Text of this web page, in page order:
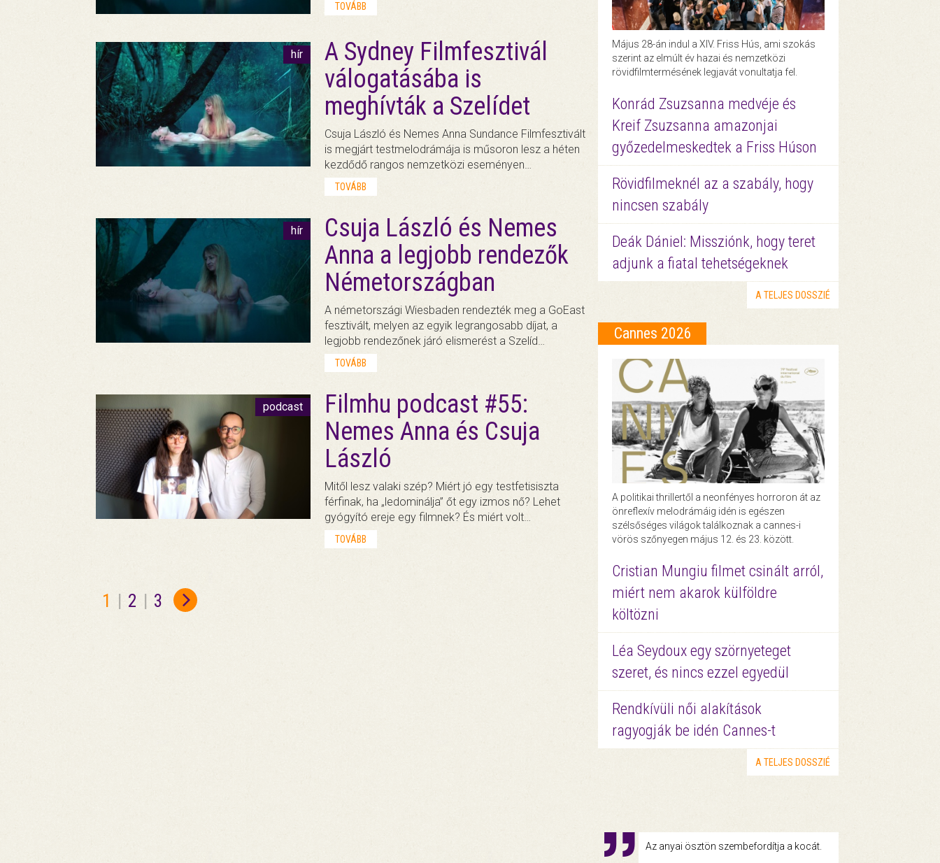
TOVÁBB
hír
A Sydney Filmfesztivál
válogatásába is
meghívták a Szelídet
Csuja László és Nemes Anna Sundance Filmfesztivált
is megjárt testmelodrámája is műsoron lesz a héten
kezdődő rangos nemzetközi eseményen…
TOVÁBB
hír
Csuja László és Nemes
Anna a legjobb rendezők
Németországban
A németországi Wiesbaden rendezték meg a GoEast
fesztivált, melyen az egyik legrangosabb díjat, a
legjobb rendezőnek járó elismerést a Szelíd…
TOVÁBB
podcast
Filmhu podcast #55:
Nemes Anna és Csuja
László
Mitől lesz valaki szép? Miért jó egy testfetisiszta
férfinak, ha „ledominálja” őt egy izmos nő? Lehet
gyógyító ereje egy filmnek? És miért volt…
TOVÁBB
1 | 2 | 3
Május 28-án indul a XIV. Friss Hús, ami szokás
szerint az elmúlt év hazai és nemzetközi
rövidfilmtermésének legjavát vonultatja fel.
Konrád Zsuzsanna medvéje és
Kreif Zsuzsanna amazonjai
győzedelmeskedtek a Friss Húson
Rövidfilmeknél az a szabály, hogy
nincsen szabály
Deák Dániel: Missziónk, hogy teret
adjunk a fiatal tehetségeknek
A TELJES DOSSZIÉ
Cannes 2026
A politikai thrillertől a neonfényes horroron át az
önreflexív melodrámáig idén is egészen
szélsőséges világok találkoznak a cannes-i
vörös szőnyegen május 12. és 23. között.
Cristian Mungiu filmet csinált arról,
miért nem akarok külföldre
költözni
Léa Seydoux egy szörnyeteget
szeret, és nincs ezzel egyedül
Rendkívüli női alakítások
ragyogják be idén Cannes-t
A TELJES DOSSZIÉ
Az anyai ösztön szembefordítja a kocát.